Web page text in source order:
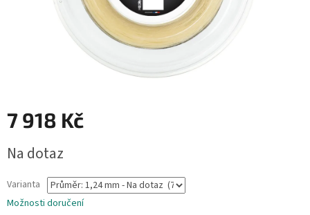
7 918 Kč
cena:
Na dotaz
Varianta
Možnosti doručení